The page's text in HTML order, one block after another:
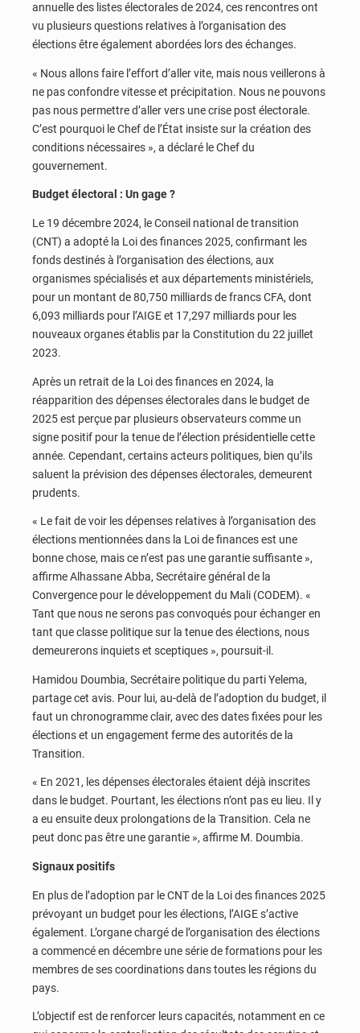
annuelle des listes électorales de 2024, ces rencontres ont
vu plusieurs questions relatives à l’organisation des
élections être également abordées lors des échanges.
« Nous allons faire l’effort d’aller vite, mais nous veillerons à
ne pas confondre vitesse et précipitation. Nous ne pouvons
pas nous permettre d’aller vers une crise post électorale.
C’est pourquoi le Chef de l’État insiste sur la création des
conditions nécessaires », a déclaré le Chef du
gouvernement.
Budget électoral : Un gage ?
Le 19 décembre 2024, le Conseil national de transition
(CNT) a adopté la Loi des finances 2025, confirmant les
fonds destinés à l’organisation des élections, aux
organismes spécialisés et aux départements ministériels,
pour un montant de 80,750 milliards de francs CFA, dont
6,093 milliards pour l’AIGE et 17,297 milliards pour les
nouveaux organes établis par la Constitution du 22 juillet
2023.
Après un retrait de la Loi des finances en 2024, la
réapparition des dépenses électorales dans le budget de
2025 est perçue par plusieurs observateurs comme un
signe positif pour la tenue de l’élection présidentielle cette
année. Cependant, certains acteurs politiques, bien qu’ils
saluent la prévision des dépenses électorales, demeurent
prudents.
« Le fait de voir les dépenses relatives à l’organisation des
élections mentionnées dans la Loi de finances est une
bonne chose, mais ce n’est pas une garantie suffisante »,
affirme Alhassane Abba, Secrétaire général de la
Convergence pour le développement du Mali (CODEM). «
Tant que nous ne serons pas convoqués pour échanger en
tant que classe politique sur la tenue des élections, nous
demeurerons inquiets et sceptiques », poursuit-il.
Hamidou Doumbia, Secrétaire politique du parti Yelema,
partage cet avis. Pour lui, au-delà de l’adoption du budget, il
faut un chronogramme clair, avec des dates fixées pour les
élections et un engagement ferme des autorités de la
Transition.
« En 2021, les dépenses électorales étaient déjà inscrites
dans le budget. Pourtant, les élections n’ont pas eu lieu. Il y
a eu ensuite deux prolongations de la Transition. Cela ne
peut donc pas être une garantie », affirme M. Doumbia.
Signaux positifs
En plus de l’adoption par le CNT de la Loi des finances 2025
prévoyant un budget pour les élections, l’AIGE s’active
également. L’organe chargé de l’organisation des élections
a commencé en décembre une série de formations pour les
membres de ses coordinations dans toutes les régions du
pays.
L’objectif est de renforcer leurs capacités, notamment en ce